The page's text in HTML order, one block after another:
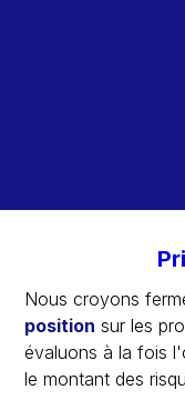
Nous croyons
position sur les
évaluons à la fois
le montant des